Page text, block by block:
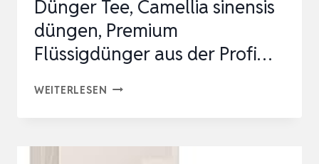
KURZE…
Dünger Tee, Camellia sinensis
düngen, Premium
Flüssigdünger aus der Profi…
WEITERLESEN GREEN24